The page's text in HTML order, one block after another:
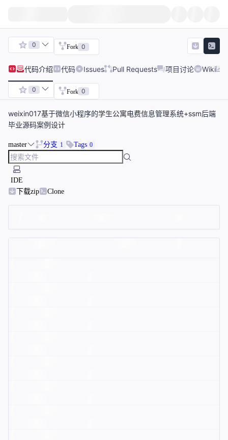
0 Fork 0
代码介绍 代码 Issues Pull Requests 项目讨论 Wiki
0 Fork 0
weixin017基于微信小程序的学生公寓电费信息管理系统+ssm后端
毕业源码案例设计
master 分支 1 Tags 0
IDE
下载zip
Clone